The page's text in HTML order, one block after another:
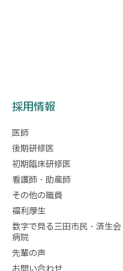
採用情報
医師
後期研修医
初期臨床研修医
看護師・助産師
その他の職員
福利厚生
数字で見る三田市民・済生会
病院
先輩の声